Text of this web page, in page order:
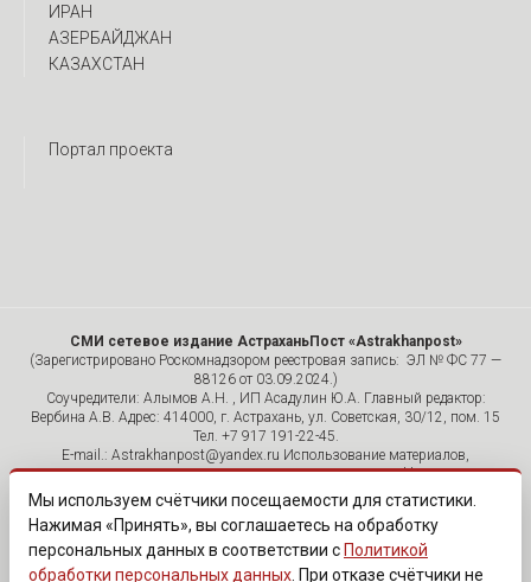
ИРАН
АЗЕРБАЙДЖАН
КАЗАХСТАН
Портал проекта
СМИ сетевое издание АстраханьПост «Astrakhanpost»
(Зарегистрировано Роскомнадзором реестровая запись: ЭЛ № ФС 77 —
88126 от 03.09.2024.)
Соучредители: Алымов А.Н. , ИП Асадулин Ю.А. Главный редактор:
Вербина А.В. Адрес: 414000, г. Астрахань, ул. Советская, 30/12, пом. 15
Тел. +7 917 191-22-45.
E-mail.: Astrakhanpost@yandex.ru Использование материалов,
размещенных на страницах сетевого издания «Astrakhanpost»,
допускается исключительно с указанием источника и публикацией
активной гиперссылки на портал Astrakhanpost.ru. Комментарии
читателей сайта размещаются без предварительного редактирования.
Редакция оставляет за собой право удалить их с сайта или
отредактировать, если указанные сообщения нарушают законы РФ.
Мы используем счётчики посещаемости для статистики.
Нажимая «Принять», вы соглашаетесь на обработку
персональных данных в соответствии с Политикой
обработки персональных данных . При отказе счётчики не